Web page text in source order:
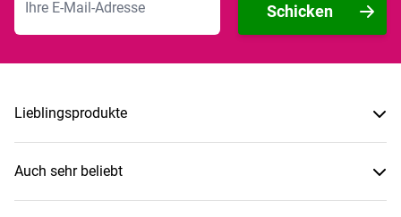
Schicken
Lieblingsprodukte
Auch sehr beliebt